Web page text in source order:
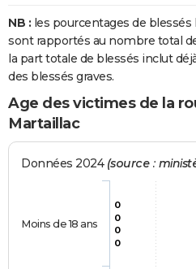
NB : les pourcentages de blessés
sont rapportés au nombre total
la part totale de blessés inclut
des blessés graves.
Age des victimes de la
Martaillac
Données 2024 (source :
0
0
0
0
Moins de 18 ans